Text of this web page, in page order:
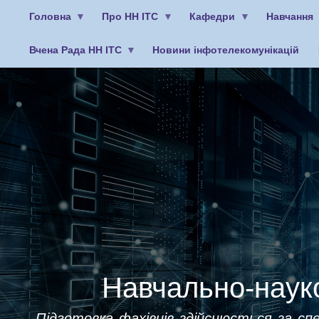
Головна Про НН ІТС Кафедри Навчання
Вчена Рада НН ІТС Новини інфотелекомунікацій
облікового
користувача
Навчально-